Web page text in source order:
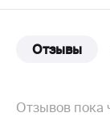
Отзывы
Отзывов пока